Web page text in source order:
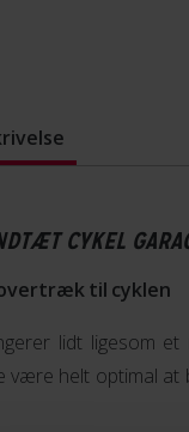
CYKEL
til cyklen
lidt ligesom et
være helt optimal